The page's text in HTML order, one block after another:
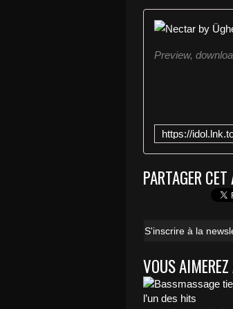
Preview,
PARTAGER
S'inscrire à la
VOUS